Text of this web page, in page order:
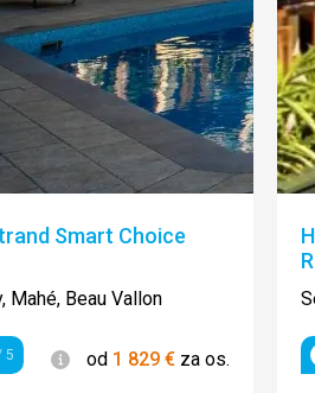
Smart Choice
Mahé, Beau Vallon
5 Informácie
od 1 829 € za os.